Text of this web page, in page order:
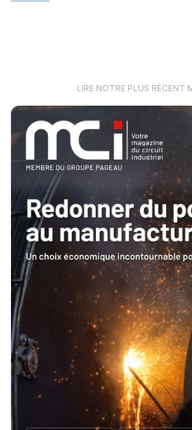
LIRE NOTRE PLUS RÉCENT